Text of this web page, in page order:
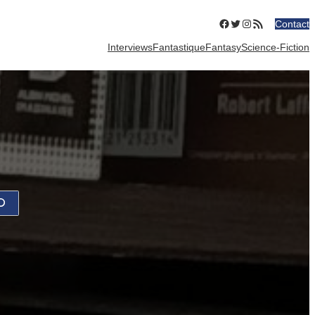
Facebook
Twitter
Instagram
Flux RSSContact
InterviewsFantastiqueFantasyScience-Fiction